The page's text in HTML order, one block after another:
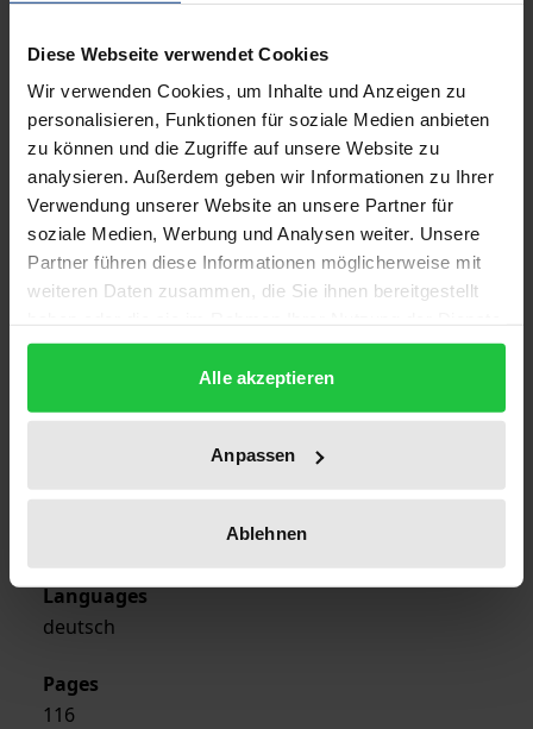
Diese Webseite verwendet Cookies
Wir verwenden Cookies, um Inhalte und Anzeigen zu
personalisieren, Funktionen für soziale Medien anbieten
zu können und die Zugriffe auf unsere Website zu
analysieren. Außerdem geben wir Informationen zu Ihrer
Verwendung unserer Website an unsere Partner für
soziale Medien, Werbung und Analysen weiter. Unsere
Partner führen diese Informationen möglicherweise mit
weiteren Daten zusammen, die Sie ihnen bereitgestellt
gesammelt haben.
Alle akzeptieren
Anpassen
Ablehnen
Edition
1
ISBN
978-3-88345-853-3
Publication Date
Jun 30, 1991
Publisher
Languages
deutsch
Pages
116